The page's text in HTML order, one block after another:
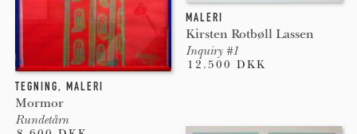
TEGNING, MALERI
Mormor
Rundetårn
MALERI
Kirsten Rotbøll Lassen
Inquiry #1
12.500 DKK